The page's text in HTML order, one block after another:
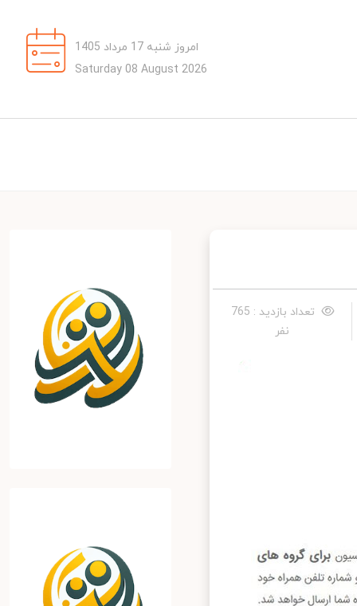
امروز شنبه 17 مرداد 1405
Saturday 08 August 2026
تعداد بازدید : 765
نفر